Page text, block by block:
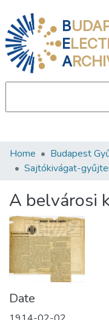
B
E
A
Communities &
Statistics
About us
Home Budapest
Sajtókivágat-
A belvárosi
Date